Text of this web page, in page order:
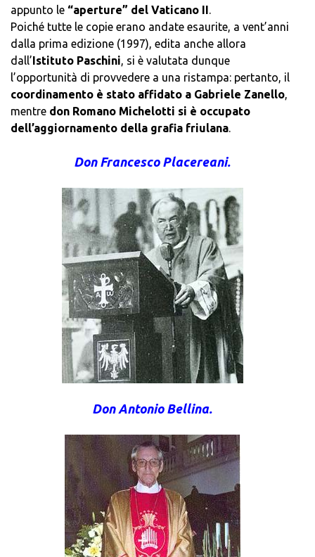
appunto le “aperture” del Vaticano II.
Poiché tutte le copie erano andate esaurite, a vent’anni
dalla prima edizione (1997), edita anche allora
dall’Istituto Paschini, si è valutata dunque
l’opportunità di provvedere a una ristampa: pertanto, il
coordinamento è stato affidato a Gabriele Zanello,
mentre don Romano Michelotti si è occupato
dell’aggiornamento della grafia friulana.
Don Francesco Placereani.
Don Antonio Bellina.